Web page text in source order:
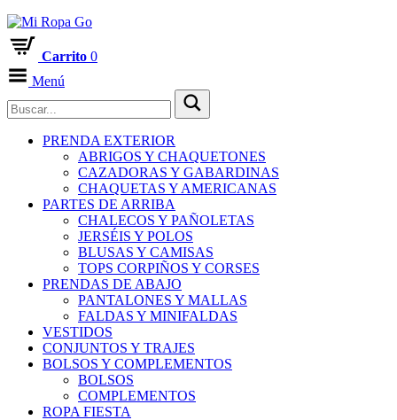
Carrito 0
Menú
PRENDA EXTERIOR
ABRIGOS Y CHAQUETONES
CAZADORAS Y GABARDINAS
CHAQUETAS Y AMERICANAS
PARTES DE ARRIBA
CHALECOS Y PAÑOLETAS
JERSÉIS Y POLOS
BLUSAS Y CAMISAS
TOPS CORPIÑOS Y CORSES
PRENDAS DE ABAJO
PANTALONES Y MALLAS
FALDAS Y MINIFALDAS
VESTIDOS
CONJUNTOS Y TRAJES
BOLSOS Y COMPLEMENTOS
BOLSOS
COMPLEMENTOS
ROPA FIESTA